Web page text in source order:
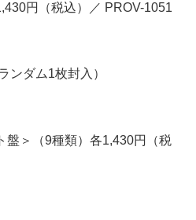
円（税込）／ PROV-1051
ンダム1枚封入）
盤＞（9種類）各1,430円（税